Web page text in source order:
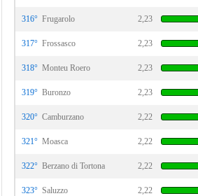
316° Frugarolo 2,23
317° Frossasco 2,23
318° Monteu Roero 2,23
319° Buronzo 2,23
320° Camburzano 2,22
321° Moasca 2,22
322° Berzano di Tortona 2,22
323° Saluzzo 2,22